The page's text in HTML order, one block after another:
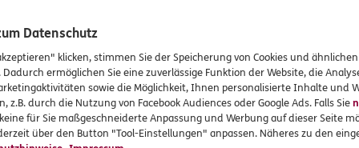
verpflichtet, die bei der Beantragung des
zu beantworten. Und zwar im Rahmen der
(VVG). Das dient Ihrem eigenen Schutz. Denn es
oder unwahre Angaben machen. So kann dann z.
ganz entfallen.
Datenschutz
klicken, stimmen Sie der Speicherung von Cookies und
ermöglichen Sie eine zuverlässige Funktion der Website, die
sowie die Möglichkeit, Ihnen personalisierte Inhalte und
z.B. durch die Nutzung von Facebook Audiences oder Google Ads. Falls Sie
für Sie maßgeschneiderte Anpassung und Werbung auf dieser Seite
über den Button "Tool-Einstellungen" anpassen. Näheres zu den